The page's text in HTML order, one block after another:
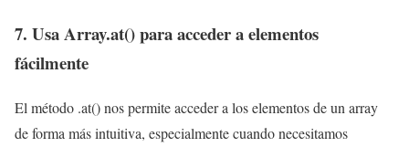
7. Usa Array.at() para acceder a elementos
fácilmente
El método .at() nos permite acceder a los elementos de un array
de forma más intuitiva, especialmente cuando necesitamos